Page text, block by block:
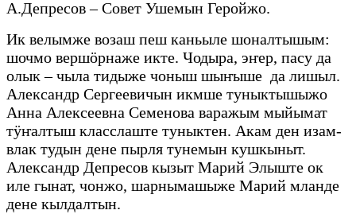
А.Депресов – Совет Ушемын Геройжо.
Ик велымже возаш пеш каньыле шоналтышым:
шочмо вершӧрнаже икте. Чодыра, эҥер, пасу да
олык – чыла тидыже чоныш шыҥыше да лишыл.
Александр Сергеевичын икмше туныктышыжо
Анна Алексеевна Семенова варажым мыйымат
тӱҥалтыш класслаште туныктен. Акам ден изам-
влак тудын дене пырля тунемын кушкыныт.
Александр Депресов кызыт Марий Элыште ок
иле гынат, чонжо, шарнымашыже Марий мланде
дене кылдалтын.